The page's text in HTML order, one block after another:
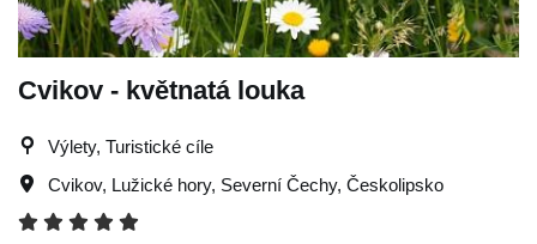
Cvikov - květnatá louka
Výlety, Turistické cíle
Cvikov, Lužické hory, Severní Čechy, Českolipsko